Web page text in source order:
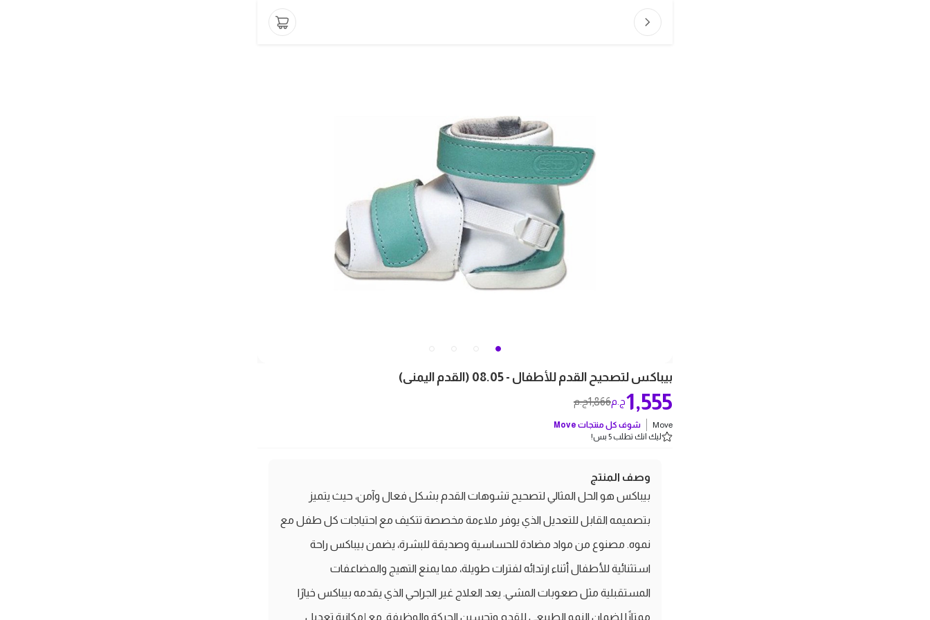
بيباكس لتصحيح القدم للأطفال - 08.05 (القدم اليمنى)
1,866ج.م 1,555ج.م
Move شوف كل منتجات Move
ليك انك تطلب 5 بس!
وصف المنتج
بيباكس هو الحل المثالي لتصحيح تشوهات القدم بشكل فعال وآمن، حيث يتميز
بتصميمه القابل للتعديل الذي يوفر ملاءمة مخصصة تتكيف مع احتياجات كل طفل مع
نموه. مصنوع من مواد مضادة للحساسية وصديقة للبشرة، يضمن بيباكس راحة
استثنائية للأطفال أثناء ارتدائه لفترات طويلة، مما يمنع التهيج والمضاعفات
المستقبلية مثل صعوبات المشي. يعد العلاج غير الجراحي الذي يقدمه بيباكس خيارًا
ممتازًا لضمان النمو الطبيعي للقدم وتحسين الحركة والوظيفة. مع إمكانية تعديل